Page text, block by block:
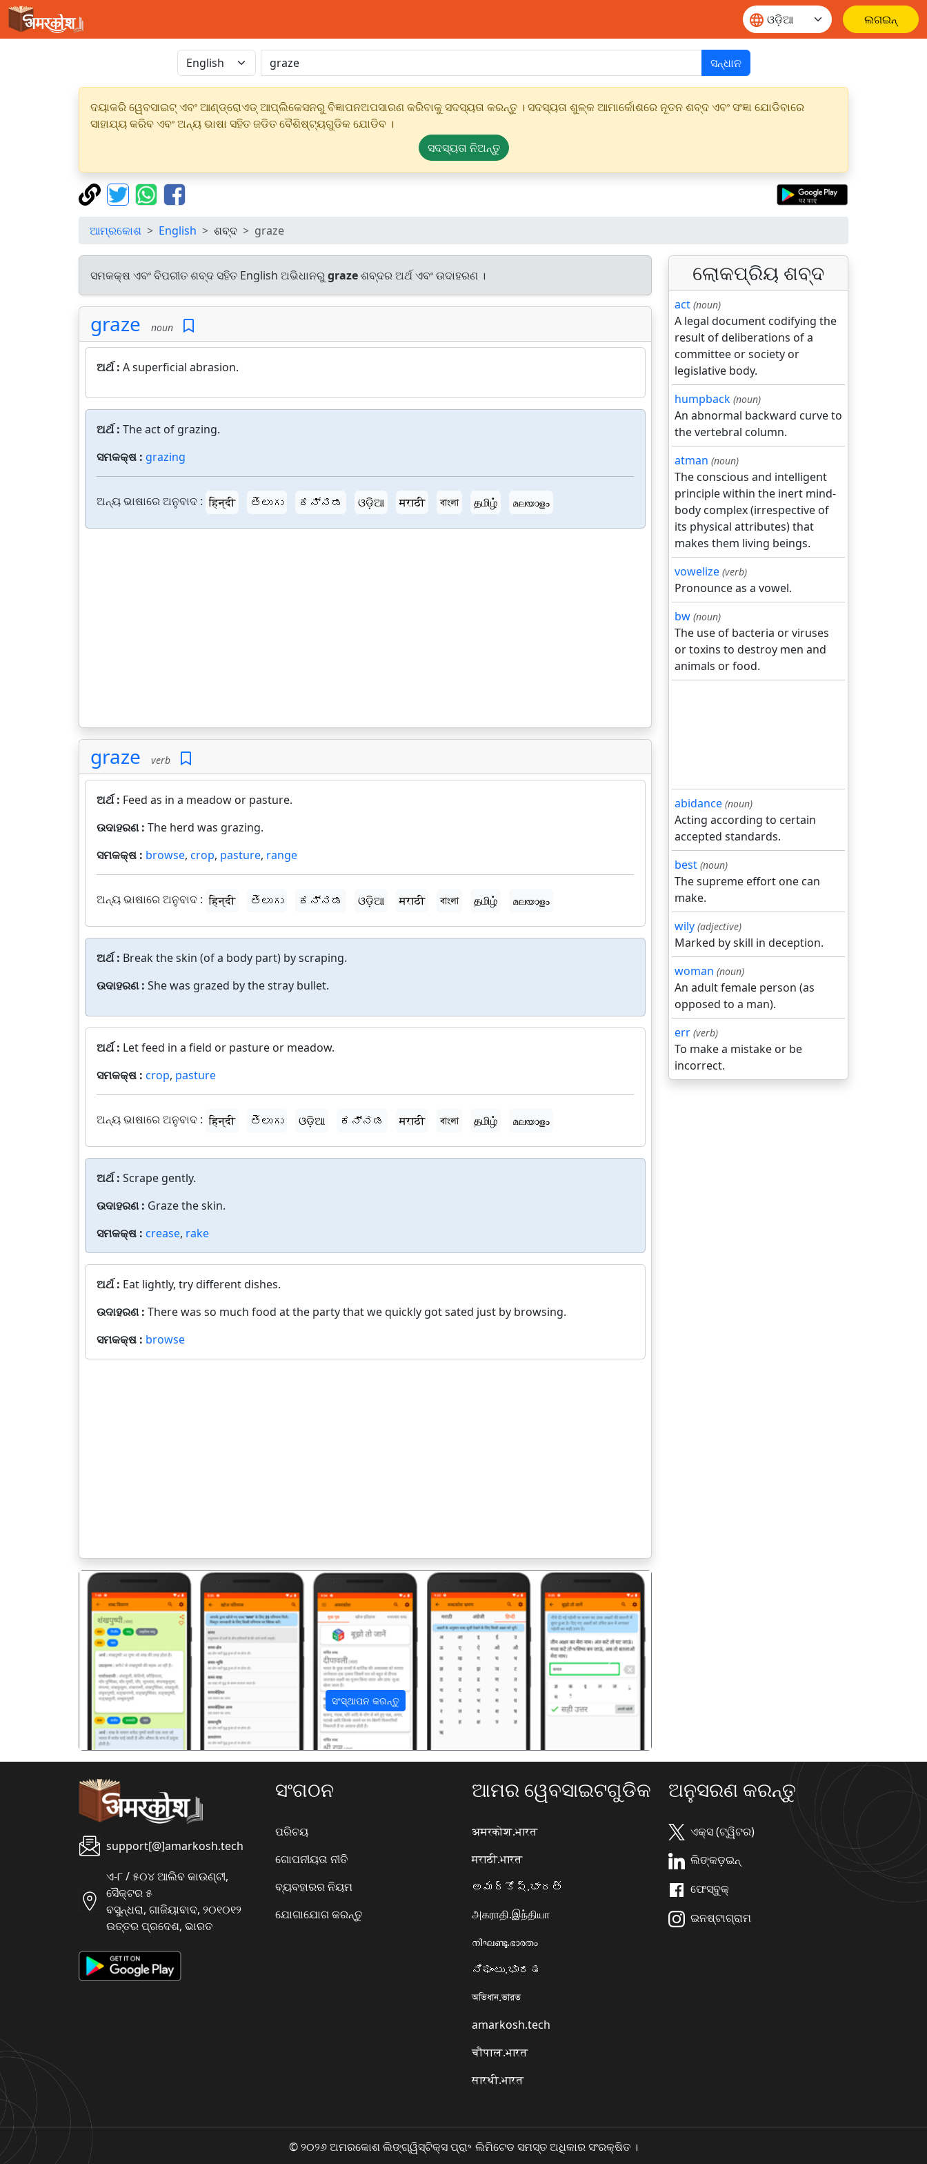
ଲଗଇନ୍
ସନ୍ଧାନ
ଦୟାକରି ୱେବସାଇଟ୍ ଏବଂ ଆଣ୍ଡ୍ରୋଏଡ୍ ଆପ୍ଲିକେସନରୁ ବିଜ୍ଞାପନଅପସାରଣ କରିବାକୁ ସଦସ୍ୟତା କରନ୍ତୁ । ସଦସ୍ୟତା ଶୁଳ୍କ ଆମାର୍କୋଶରେ ନୂତନ ଶବ୍ଦ ଏବଂ ସଂଜ୍ଞା ଯୋଡିବାରେ
ସାହାଯ୍ୟ କରିବ ଏବଂ ଅନ୍ୟ ଭାଷା ସହିତ ଜଡିତ ବୈଶିଷ୍ଟ୍ୟଗୁଡିକ ଯୋଡିବ ।
ସଦସ୍ୟତା ନିଅନ୍ତୁ
ଆମ୍ରକୋଶ English ଶବ୍ଦ graze
ସମକକ୍ଷ ଏବଂ ବିପରୀତ ଶବ୍ଦ ସହିତ English ଅଭିଧାନରୁgrazeଶବ୍ଦର ଅର୍ଥ ଏବଂ ଉଦାହରଣ ।
graze noun
ଅର୍ଥ : A superficial abrasion.
ଅର୍ଥ : The act of grazing.
ସମକକ୍ଷ : grazing
ଅନ୍ୟ ଭାଷାରେ ଅନୁବାଦ : हिन्दी తెలుగు ಕನ್ನಡ ଓଡ଼ିଆ मराठी বাংলা தமிழ் മലയാളം
graze verb
ଅର୍ଥ : Feed as in a meadow or pasture.
ଉଦାହରଣ : The herd was grazing.
ସମକକ୍ଷ : browse, crop, pasture, range
ଅନ୍ୟ ଭାଷାରେ ଅନୁବାଦ : हिन्दी తెలుగు ಕನ್ನಡ ଓଡ଼ିଆ मराठी বাংলা தமிழ் മലയാളം
ଅର୍ଥ : Break the skin (of a body part) by scraping.
ଉଦାହରଣ : She was grazed by the stray bullet.
ଅର୍ଥ : Let feed in a field or pasture or meadow.
ସମକକ୍ଷ : crop, pasture
ଅନ୍ୟ ଭାଷାରେ ଅନୁବାଦ : हिन्दी తెలుగు ଓଡ଼ିଆ ಕನ್ನಡ मराठी বাংলা தமிழ் മലയാളം
ଅର୍ଥ : Scrape gently.
ଉଦାହରଣ : Graze the skin.
ସମକକ୍ଷ : crease, rake
ଅର୍ଥ : Eat lightly, try different dishes.
ଉଦାହରଣ : There was so much food at the party that we quickly got sated just by browsing.
ସମକକ୍ଷ : browse
ସଂସ୍ଥାପନ କରନ୍ତୁ
पिछला अगला
ଲୋକପ୍ରିୟ ଶବ୍ଦ
act (noun)
A legal document codifying the
result of deliberations of a
committee or society or
legislative body.
humpback (noun)
An abnormal backward curve to
the vertebral column.
atman (noun)
The conscious and intelligent
principle within the inert mind-
body complex (irrespective of
its physical attributes) that
makes them living beings.
vowelize (verb)
Pronounce as a vowel.
bw (noun)
The use of bacteria or viruses
or toxins to destroy men and
animals or food.
abidance (noun)
Acting according to certain
accepted standards.
best (noun)
The supreme effort one can
make.
wily (adjective)
Marked by skill in deception.
woman (noun)
An adult female person (as
opposed to a man).
err (verb)
To make a mistake or be
incorrect.
support[@]amarkosh.tech
ଏ-୮ / ୫୦୪ ଆଲିବ କାଉଣ୍ଟୀ,
ସୈକ୍ଟର ୫
ବସୁନ୍ଧରା, ଗାଜିୟାବାଦ, ୨୦୧୦୧୨
ଉତ୍ତର ପ୍ରଦେଶ, ଭାରତ
ସଂଗଠନ
ପରିଚୟ
ଗୋପନୀୟତା ନୀତି
ବ୍ୟବହାରର ନିୟମ
ଯୋଗାଯୋଗ କରନ୍ତୁ
ଆମର ୱେବସାଇଟଗୁଡିକ
अमरकोश.भारत
मराठी.भारत
అమర్కోష్.భారత్
அகராதி.இந்தியா
നിഘണ്ടു.ഭാരതം
ನಿಘಂಟು.ಭಾರತ
অভিধান.ভারত
amarkosh.tech
चौपाल.भारत
सारथी.भारत
ଅନୁସରଣ କରନ୍ତୁ
ଏକ୍ସ (ଟ୍ୱିଟର)
ଲିଙ୍କଡ଼ଇନ୍
ଫେସ୍ବୁକ୍
ଇନଷ୍ଟାଗ୍ରାମ
© ୨୦୨୬ ଅମରକୋଶ ଲିଙ୍ଗ୍ୱିସ୍ଟିକ୍ସ ପ୍ରା॰ ଲିମିଟେଡ ସମସ୍ତ ଅଧିକାର ସଂରକ୍ଷିତ ।